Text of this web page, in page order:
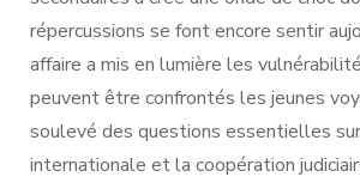
répercussions se font encore sentir
affaire a mis en lumière les
peuvent être confrontés les jeunes
soulevé des questions essentielles
internationale et la coopération